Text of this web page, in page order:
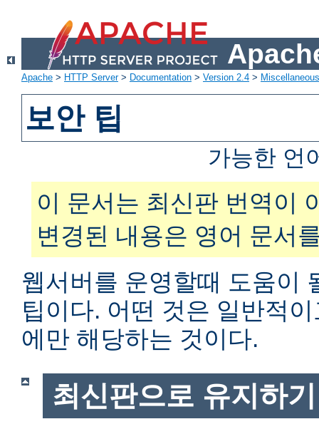
Apache > HTTP Server> Documentation > Version 2.4 >
보안 팁
가능한 언
이 문서는 최신판 번역이
변경된 내용은 영어 문서
웹서버를 운영할때 도움이
팁이다. 어떤 것은 일반적
에만 해당하는 것이다.
최신판으로 유지하기